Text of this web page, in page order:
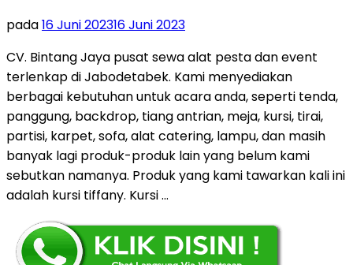
pada16 Juni 202316 Juni 2023
CV. Bintang Jaya pusat sewa alat pesta dan event
terlenkap di Jabodetabek. Kami menyediakan
berbagai kebutuhan untuk acara anda, seperti tenda,
panggung, backdrop, tiang antrian, meja, kursi, tirai,
partisi, karpet, sofa, alat catering, lampu, dan masih
banyak lagi produk-produk lain yang belum kami
sebutkan namanya. Produk yang kami tawarkan kali ini
adalah kursi tiffany. Kursi …